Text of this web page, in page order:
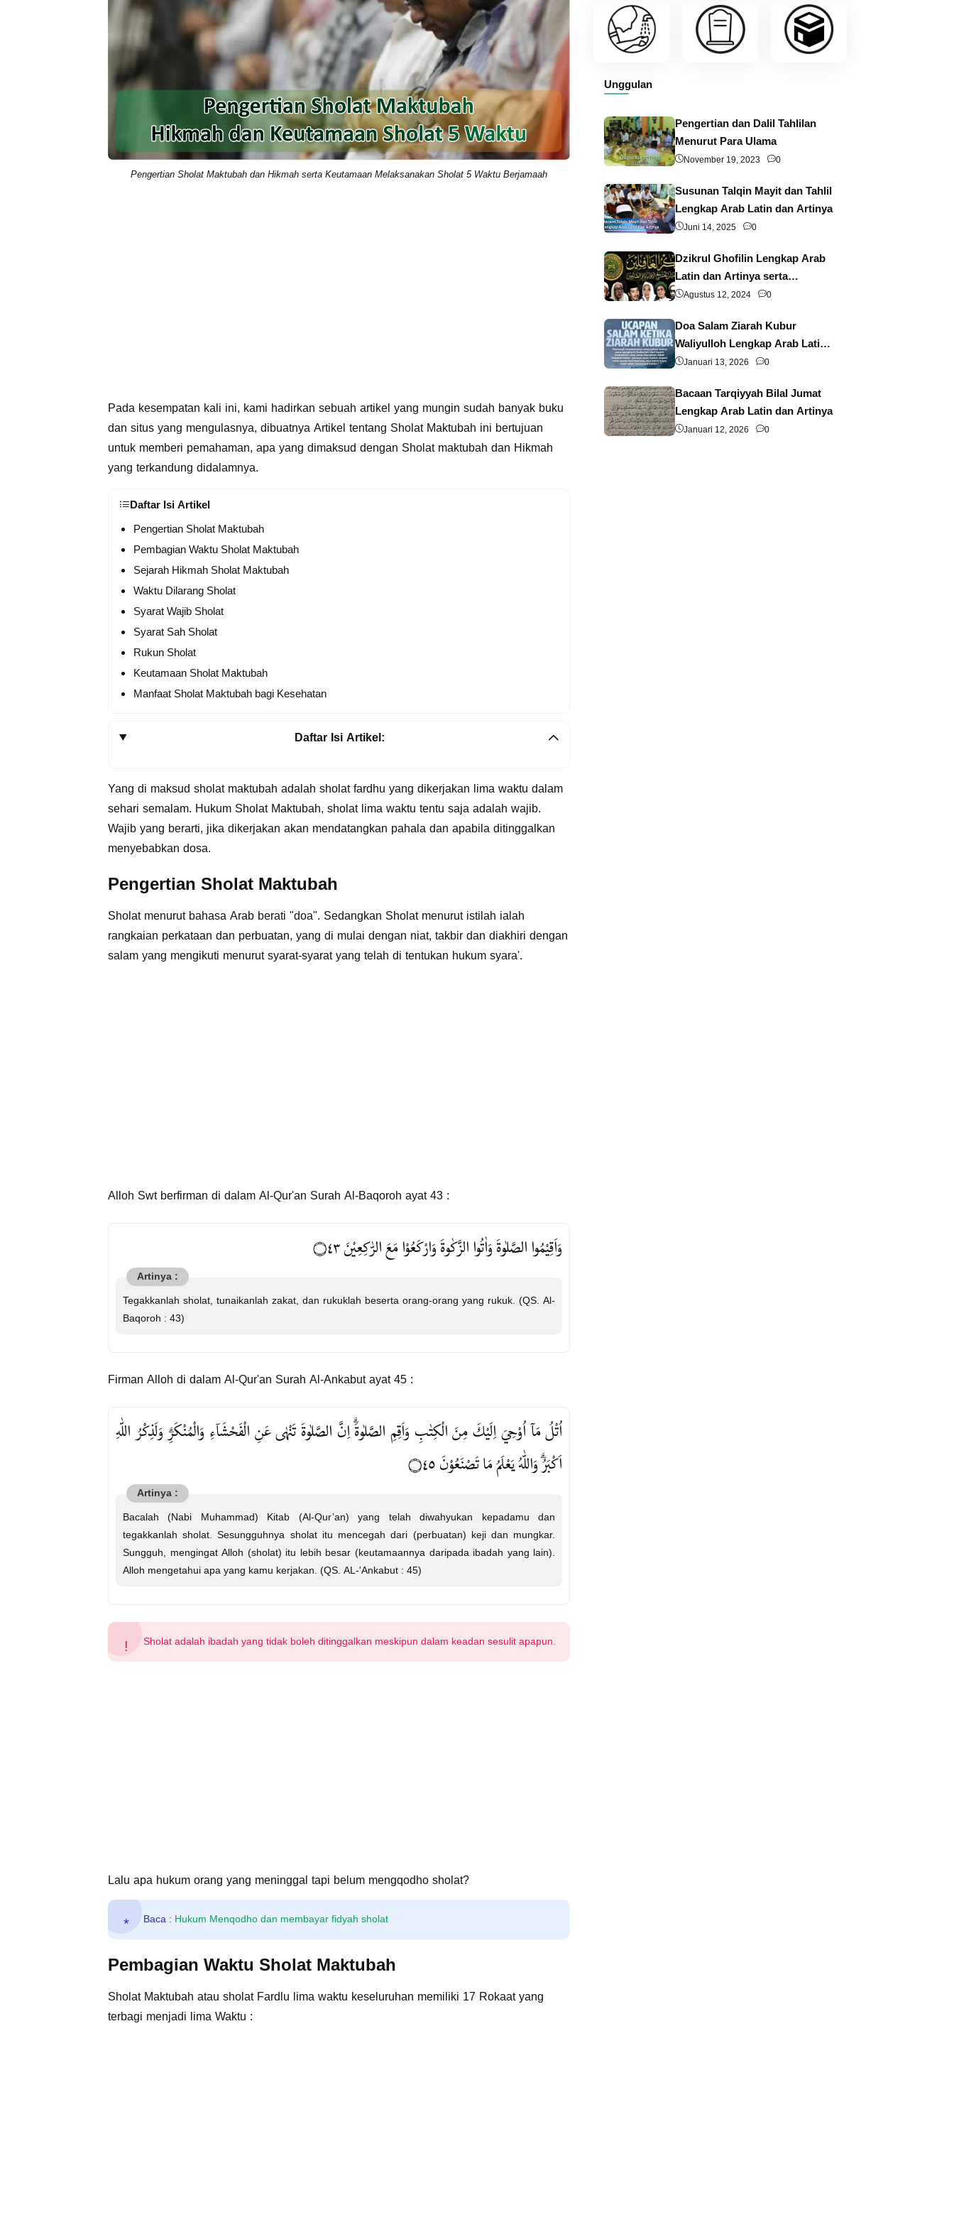
Pengertian Sholat Maktubah dan Hikmah serta Keutamaan Melaksanakan Sholat 5 Waktu Berjamaah
Pada kesempatan kali ini, kami hadirkan sebuah artikel yang mungin sudah banyak buku
dan situs yang mengulasnya, dibuatnya Artikel tentang Sholat Maktubah ini bertujuan
untuk memberi pemahaman, apa yang dimaksud dengan Sholat maktubah dan Hikmah
yang terkandung didalamnya.
Daftar Isi Artikel
Pengertian Sholat Maktubah
Pembagian Waktu Sholat Maktubah
Sejarah Hikmah Sholat Maktubah
Waktu Dilarang Sholat
Syarat Wajib Sholat
Syarat Sah Sholat
Rukun Sholat
Keutamaan Sholat Maktubah
Manfaat Sholat Maktubah bagi Kesehatan
Daftar Isi Artikel:
Yang di maksud sholat maktubah adalah sholat fardhu yang dikerjakan lima waktu dalam
sehari semalam. Hukum Sholat Maktubah, sholat lima waktu tentu saja adalah wajib.
Wajib yang berarti, jika dikerjakan akan mendatangkan pahala dan apabila ditinggalkan
menyebabkan dosa.
Pengertian Sholat Maktubah
Sholat menurut bahasa Arab berati "doa". Sedangkan Sholat menurut istilah ialah
rangkaian perkataan dan perbuatan, yang di mulai dengan niat, takbir dan diakhiri dengan
salam yang mengikuti menurut syarat-syarat yang telah di tentukan hukum syara'.
Alloh Swt berfirman di dalam Al-Qur'an Surah Al-Baqoroh ayat 43 :
وَاَقِيْمُوا الصَّلٰوةَ وَاٰتُوا الزَّكٰوةَ وَارْكَعُوْا مَعَ الرّٰكِعِيْنَ ۝٤٣
Tegakkanlah sholat, tunaikanlah zakat, dan rukuklah beserta orang-orang yang rukuk. (QS. Al-
Baqoroh : 43)
Firman Alloh di dalam Al-Qur'an Surah Al-Ankabut ayat 45 :
اُتْلُ مَآ اُوْحِيَ اِلَيْكَ مِنَ الْكِتٰبِ وَاَقِمِ الصَّلٰوةَۗ اِنَّ الصَّلٰوةَ تَنْهٰى عَنِ الْفَحْشَاۤءِ وَالْمُنْكَرِۗ وَلَذِكْرُ اللّٰهِ
اَكْبَرُۗ وَاللّٰهُ يَعْلَمُ مَا تَصْنَعُوْنَ ۝٤٥
Bacalah (Nabi Muhammad) Kitab (Al-Qur’an) yang telah diwahyukan kepadamu dan
tegakkanlah sholat. Sesungguhnya sholat itu mencegah dari (perbuatan) keji dan mungkar.
Sungguh, mengingat Alloh (sholat) itu lebih besar (keutamaannya daripada ibadah yang lain).
Alloh mengetahui apa yang kamu kerjakan. (QS. AL-'Ankabut : 45)
Sholat adalah ibadah yang tidak boleh ditinggalkan meskipun dalam keadan sesulit apapun.
Lalu apa hukum orang yang meninggal tapi belum mengqodho sholat?
Baca : Hukum Menqodho dan membayar fidyah sholat
Pembagian Waktu Sholat Maktubah
Sholat Maktubah atau sholat Fardlu lima waktu keseluruhan memiliki 17 Rokaat yang
terbagi menjadi lima Waktu :
Unggulan
Pengertian dan Dalil Tahlilan
Menurut Para Ulama
November 19, 2023 0
Susunan Talqin Mayit dan Tahlil
Lengkap Arab Latin dan Artinya
Juni 14, 2025 0
Dzikrul Ghofilin Lengkap Arab
Latin dan Artinya serta
Pengertian dan Keutamaannya
Agustus 12, 2024 0
Doa Salam Ziarah Kubur
Waliyulloh Lengkap Arab Latin
dan Artinya
Januari 13, 2026 0
Bacaan Tarqiyyah Bilal Jumat
Lengkap Arab Latin dan Artinya
Januari 12, 2026 0